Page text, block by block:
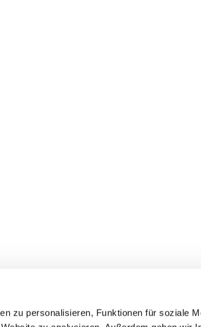
zu personalisieren, Funktionen für soziale